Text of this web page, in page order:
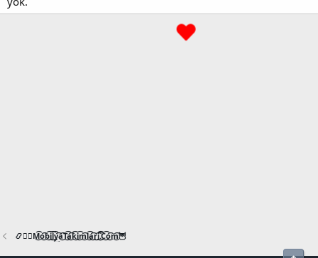
📿🧙‍♂️M͜͡o͜͡b͜͡i͜͡l͜͡y͜͡a͜͡T͜͡a͜͡k͜͡i͜͡m͜͡l͜͡a͜͡r͜͡i͜͡.͜͡C͜͡o͜͡m͜͡🦉